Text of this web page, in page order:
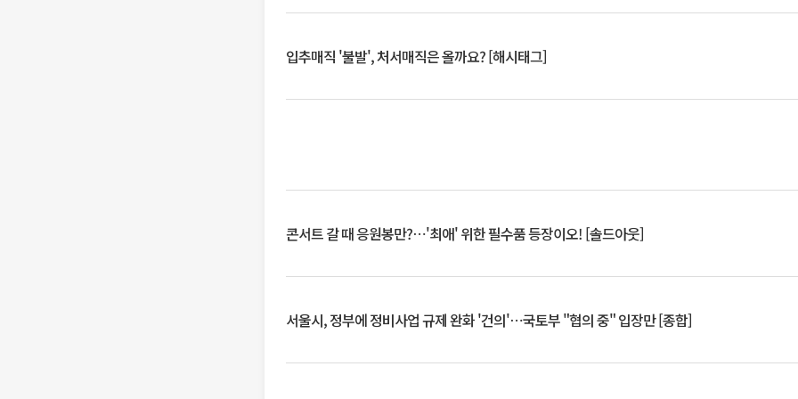
입추매직 '불발', 처서매직은 올까요? [해시태그]
콘서트 갈 때 응원봉만?⋯'최애' 위한 필수품 등장이오! [솔드아웃]
서울시, 정부에 정비사업 규제 완화 '건의'⋯국토부 "협의 중" 입장만 [종합]